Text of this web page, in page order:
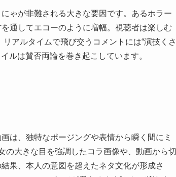
ゃが非難される大きな要因です。あるホラー
通してエコーのように増幅。視聴者は楽しむ
リアルタイムで飛び交うコメントには“演技くさ
ルは賛否両論を巻き起こしています。
は、独特なポージングや表情から瞬く間にミ
の大きな目を強調したコラ画像や、動画から切
果、本人の意図を超えたネタ文化が形成さ